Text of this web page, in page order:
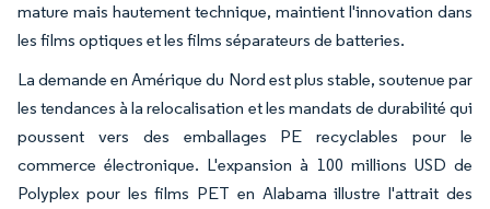
mature mais hautement technique, maintient l'innovation dans
les films optiques et les films séparateurs de batteries.
La demande en Amérique du Nord est plus stable, soutenue par
les tendances à la relocalisation et les mandats de durabilité qui
poussent vers des emballages PE recyclables pour le
commerce électronique. L'expansion à 100 millions USD de
Polyplex pour les films PET en Alabama illustre l'attrait des